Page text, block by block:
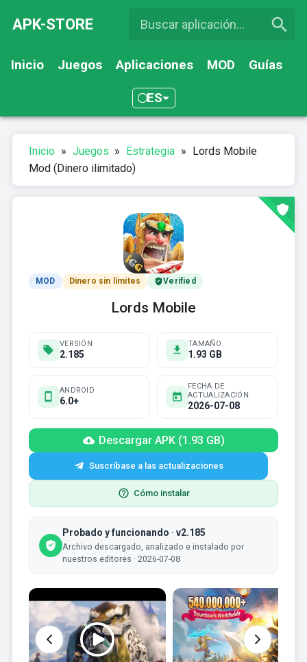
APK-STORE
Inicio Juegos Aplicaciones MOD Guías
ES
Inicio » Juegos » Estrategia » Lords Mobile
Mod (Dinero ilimitado)
MOD Dinero sin límites Verified
Lords Mobile
VERSIÓN
2.185
TAMAÑO
1.93 GB
ANDROID
6.0+
FECHA DE
ACTUALIZACIÓN:
2026-07-08
Descargar APK (1.93 GB)
Suscríbase a las actualizaciones
Cómo instalar
Probado y funcionando · v2.185
Archivo descargado, analizado e instalado por
nuestros editores · 2026-07-08